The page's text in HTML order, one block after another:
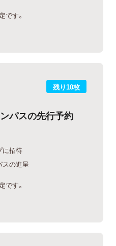
です。
残り10枚
パスの先行予約
に招待
スの進呈
です。